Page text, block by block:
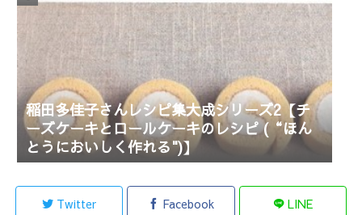
稲田多佳子さんレシピ集大成シリーズ2【チ
ーズケーキとロールケーキのレシピ (“ほん
とうにおいしく作れる")】
Twitter Facebook LINE